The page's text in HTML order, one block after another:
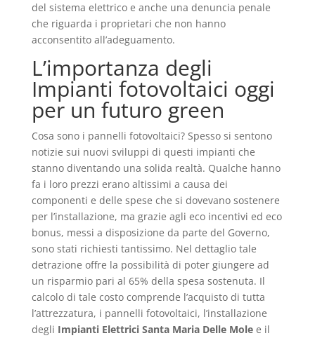
del sistema elettrico e anche una denuncia penale
che riguarda i proprietari che non hanno
acconsentito all’adeguamento.
L’importanza degli
Impianti fotovoltaici oggi
per un futuro green
Cosa sono i pannelli fotovoltaici? Spesso si sentono
notizie sui nuovi sviluppi di questi impianti che
stanno diventando una solida realtà. Qualche hanno
fa i loro prezzi erano altissimi a causa dei
componenti e delle spese che si dovevano sostenere
per l’installazione, ma grazie agli eco incentivi ed eco
bonus, messi a disposizione da parte del Governo,
sono stati richiesti tantissimo. Nel dettaglio tale
detrazione offre la possibilità di poter giungere ad
un risparmio pari al 65% della spesa sostenuta. Il
calcolo di tale costo comprende l’acquisto di tutta
l’attrezzatura, i pannelli fotovoltaici, l’installazione
degli Impianti Elettrici Santa Maria Delle Molee il